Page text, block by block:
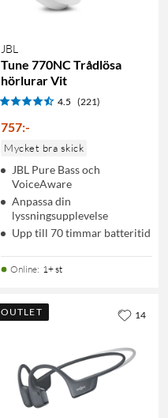
JBL
Tune 770NC Trådlösa
hörlurar Vit
4.5 (221)
757:-
Mycket bra skick
JBL Pure Bass och
VoiceAware
Anpassa din
lyssningsupplevelse
Upp till 70 timmar batteritid
Online: 1+ st
OUTLET 14